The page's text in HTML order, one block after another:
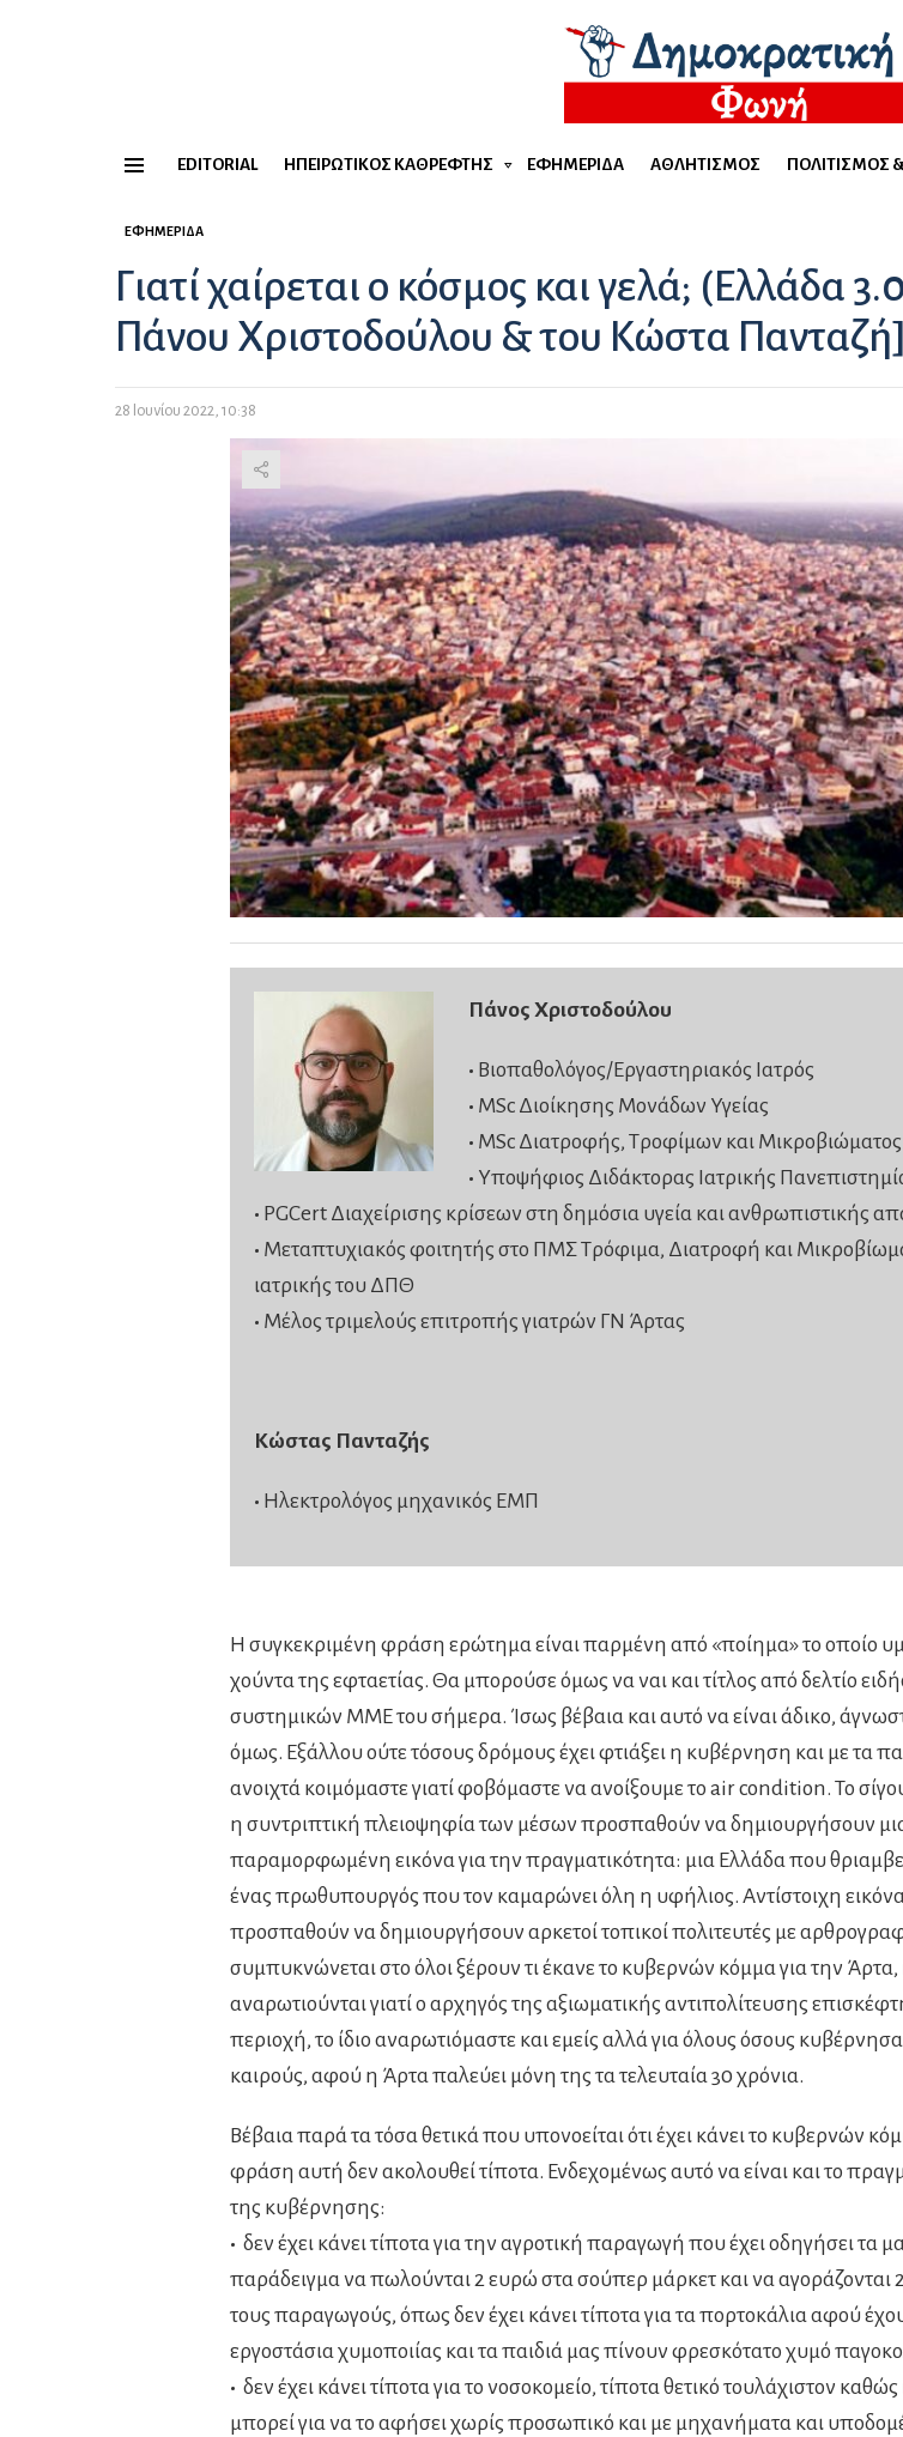
EDITORIAL ΗΠΕΙΡΏΤΙΚΟΣ ΚΑΘΡΈΦΤΗΣ ΕΦΗΜΕΡΊΔΑ ΑΘΛΗΤΙΣΜΌΣ ΠΟΛΙΤΙΣΜΌΣ
ΕΦΗΜΕΡΊΔΑ
Γιατί χαίρεται ο κόσμος και γελά; (Ελλάδα
Πάνου Χριστοδούλου & του Κώστα Πανταζή]
28 Ιουνίου 2022, 10:38
Πάνος Χριστοδούλου
• Βιοπαθολόγος/Εργαστηριακός Ιατρός
• MSc Διοίκησης Μονάδων Υγείας
• MSc Διατροφής, Τροφίμων και Μικροβιώματος
• Υποψήφιος Διδάκτορας Ιατρικής
• PGCert Διαχείρισης κρίσεων στη δημόσια υγεία και ανθρωπιστικής
• Μεταπτυχιακός φοιτητής στο ΠΜΣ Τρόφιμα, Διατροφή και
ιατρικής του ΔΠΘ
• Mέλος τριμελούς επιτροπής γιατρών ΓΝ Άρτας
Κώστας Πανταζής
• Ηλεκτρολόγος μηχανικός ΕΜΠ
Η συγκεκριμένη φράση ερώτημα είναι παρμένη από «ποίημα» το οποίο
χούντα της εφταετίας. Θα μπορούσε όμως να ναι και τίτλος από δελτίο
συστημικών ΜΜΕ του σήμερα. Ίσως βέβαια και αυτό να είναι άδικο,
όμως. Εξάλλου ούτε τόσους δρόμους έχει φτιάξει η κυβέρνηση και με τα
ανοιχτά κοιμόμαστε γιατί φοβόμαστε να ανοίξουμε το air condition. Το
η συντριπτική πλειοψηφία των μέσων προσπαθούν να δημιουργήσουν
παραμορφωμένη εικόνα για την πραγματικότητα: μια Ελλάδα που
ένας πρωθυπουργός που τον καμαρώνει όλη η υφήλιος. Αντίστοιχη
προσπαθούν να δημιουργήσουν αρκετοί τοπικοί πολιτευτές με
συμπυκνώνεται στο όλοι ξέρουν τι έκανε το κυβερνών κόμμα για την Άρτα,
αναρωτιούνται γιατί ο αρχηγός της αξιωματικής αντιπολίτευσης
περιοχή, το ίδιο αναρωτιόμαστε και εμείς αλλά για όλους όσους
καιρούς, αφού η Άρτα παλεύει μόνη της τα τελευταία 30 χρόνια.
Βέβαια παρά τα τόσα θετικά που υπονοείται ότι έχει κάνει το κυβερνών
φράση αυτή δεν ακολουθεί τίποτα. Ενδεχομένως αυτό να είναι και το
της κυβέρνησης:
• δεν έχει κάνει τίποτα για την αγροτική παραγωγή που έχει οδηγήσει τα
παράδειγμα να πωλούνται 2 ευρώ στα σούπερ μάρκετ και να αγοράζονται
τους παραγωγούς, όπως δεν έχει κάνει τίποτα για τα πορτοκάλια αφού
εργοστάσια χυμοποιίας και τα παιδιά μας πίνουν φρεσκότατο χυμό
• δεν έχει κάνει τίποτα για το νοσοκομείο, τίποτα θετικό τουλάχιστον καθώς
μπορεί για να το αφήσει χωρίς προσωπικό και με μηχανήματα και